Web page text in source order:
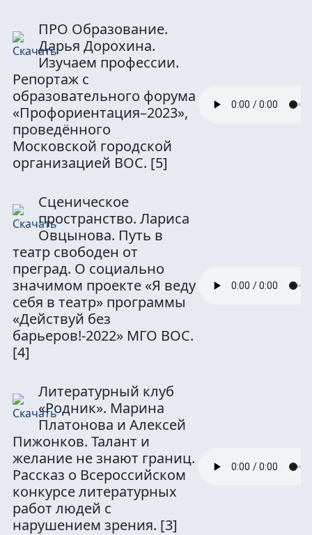
ПРО Образование.
Дарья Дорохина.
Изучаем профессии.
Репортаж с
образовательного форума
«Профориентация–2023»,
проведённого
Московской городской
организацией ВОС. [5]
Сценическое
пространство. Лариса
Овцынова. Путь в
театр свободен от
преград. О социально
значимом проекте «Я веду
себя в театр» программы
«Действуй без
барьеров!-2022» МГО ВОС.
[4]
Литературный клуб
«Родник». Марина
Платонова и Алексей
Пижонков. Талант и
желание не знают границ.
Рассказ о Всероссийском
конкурсе литературных
работ людей с
нарушением зрения. [3]